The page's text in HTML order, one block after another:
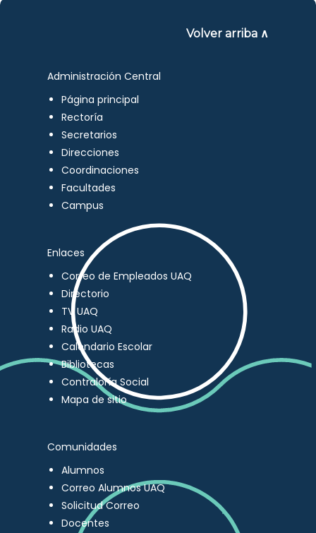
Volver arriba ∧
Administración Central
Página principal
Rectoría
Secretarios
Direcciones
Coordinaciones
Facultades
Campus
Enlaces
Correo de Empleados UAQ
Directorio
TV UAQ
Radio UAQ
Calendario Escolar
Bibliotecas
Contraloría Social
Mapa de sitio
Comunidades
Alumnos
Correo Alumnos UAQ
Solicitud Correo
Docentes